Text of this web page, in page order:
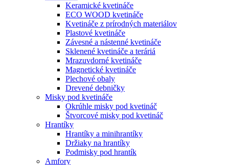
Keramické kvetináče
ECO WOOD kvetináče
Kvetináče z prírodných materiálov
Plastové kvetináče
Závesné a nástenné kvetináče
Sklenené kvetináče a teráriá
Mrazuvdorné kvetináče
Magnetické kvetináče
Plechové obaly
Drevené debničky
Misky pod kvetináče
Okrúhle misky pod kvetináč
Štvorcové misky pod kvetináč
Hrantíky
Hrantíky a minihrantíky
Držiaky na hrantíky
Podmisky pod hrantík
Amfory